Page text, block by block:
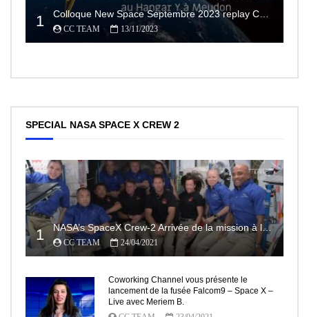
1 CC TEAM 13/11/2023
SPECIAL NASA SPACE X CREW 2
1 NASA’s SpaceX Crew-2 Arrivée de la mission à la Station Spatiale Internationale Partie2
CC TEAM 24/04/2021
Coworking Channel vous présente le
lancement de la fusée Falcom9 – Space X –
Live avec Meriem B.